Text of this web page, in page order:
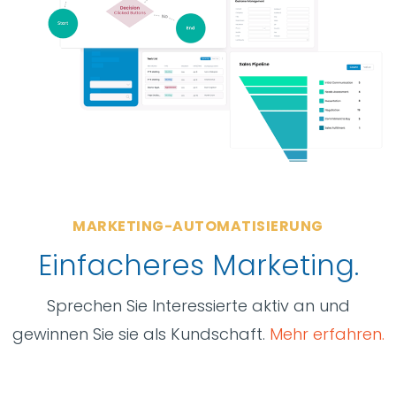
MARKETING-AUTOMATISIERUNG
Einfacheres Marketing.
Sprechen Sie Interessierte aktiv an und
gewinnen Sie sie als Kundschaft. Mehr erfahren.